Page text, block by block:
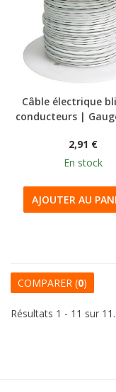
Câble électrique
conducteurs |
2,91 €
En stock
AJOUTER AU
COMPARER (0)
Résultats 1 - 11 sur 11.